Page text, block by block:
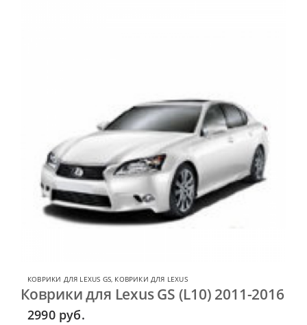
КОВРИКИ ДЛЯ LEXUS GS КОВРИКИ ДЛЯ LEXUS
Коврики для Lexus GS (L10) 2011-2016
2990 руб.